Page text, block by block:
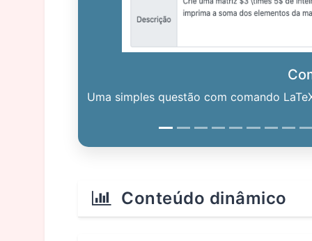
Uma simples questão com comando
Conteúdo dinâmico